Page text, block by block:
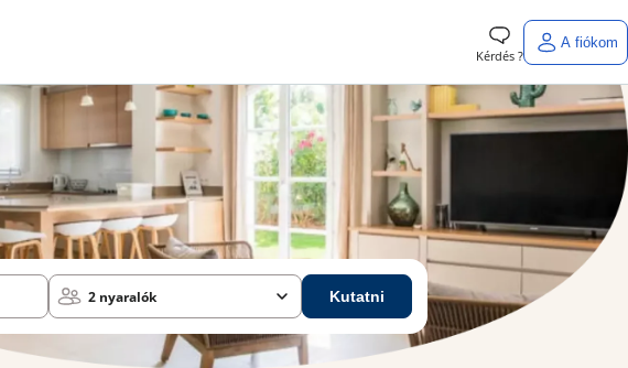
Kérdés ?
A fiókom
2 nyaralók Kutatni